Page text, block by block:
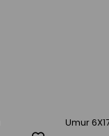
Umur